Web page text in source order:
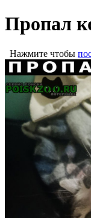
Пропал
Нажмите чтобы